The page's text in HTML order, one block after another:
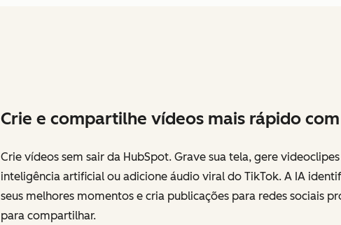
Crie e compartilhe vídeos mais rápido
Crie vídeos sem sair da HubSpot. Grave sua tela, gere
inteligência artificial ou adicione áudio viral do TikTok. A IA
seus melhores momentos e cria publicações para redes sociais
para compartilhar.